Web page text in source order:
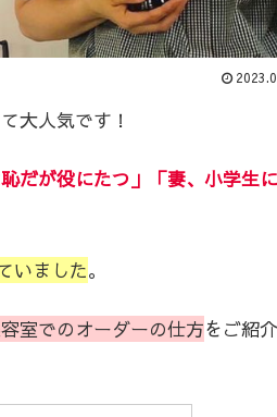
大人気です！
だが役にたつ」「妻、小学生に
いました。
室でのオーダーの仕方をご紹